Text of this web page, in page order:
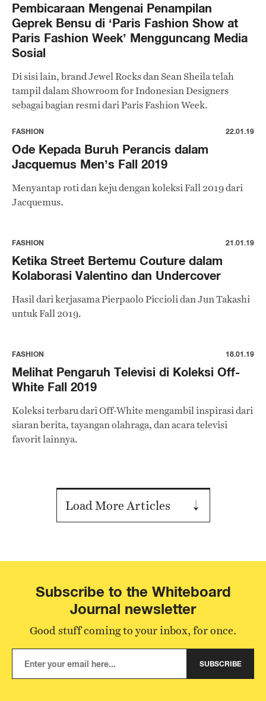
Pembicaraan Mengenai Penampilan
Geprek Bensu di ‘Paris Fashion Show at
Paris Fashion Week’ Mengguncang Media
Sosial
Di sisi lain, brand Jewel Rocks dan Sean Sheila telah
tampil dalam Showroom for Indonesian Designers
sebagai bagian resmi dari Paris Fashion Week.
FASHION 22.01.19
Ode Kepada Buruh Perancis dalam
Jacquemus Men’s Fall 2019
Menyantap roti dan keju dengan koleksi Fall 2019 dari
Jacquemus.
FASHION 21.01.19
Ketika Street Bertemu Couture dalam
Kolaborasi Valentino dan Undercover
Hasil dari kerjasama Pierpaolo Piccioli dan Jun Takashi
untuk Fall 2019.
FASHION 18.01.19
Melihat Pengaruh Televisi di Koleksi Off-
White Fall 2019
Koleksi terbaru dari Off-White mengambil inspirasi dari
siaran berita, tayangan olahraga, dan acara televisi
favorit lainnya.
Load More Articles
Subscribe to the Whiteboard
Journal newsletter
Good stuff coming to your inbox, for once.
SUBSCRIBE